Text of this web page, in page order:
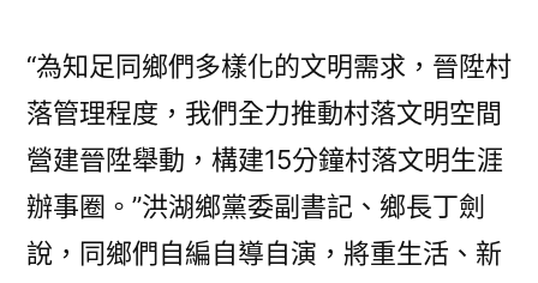
“為知足同鄉們多樣化的文明需求，晉陞村
落管理程度，我們全力推動村落文明空間
營建晉陞舉動，構建15分鐘村落文明生涯
辦事圈。”洪湖鄉黨委副書記、鄉長丁劍
說，同鄉們自編自導自演，將重生活、新